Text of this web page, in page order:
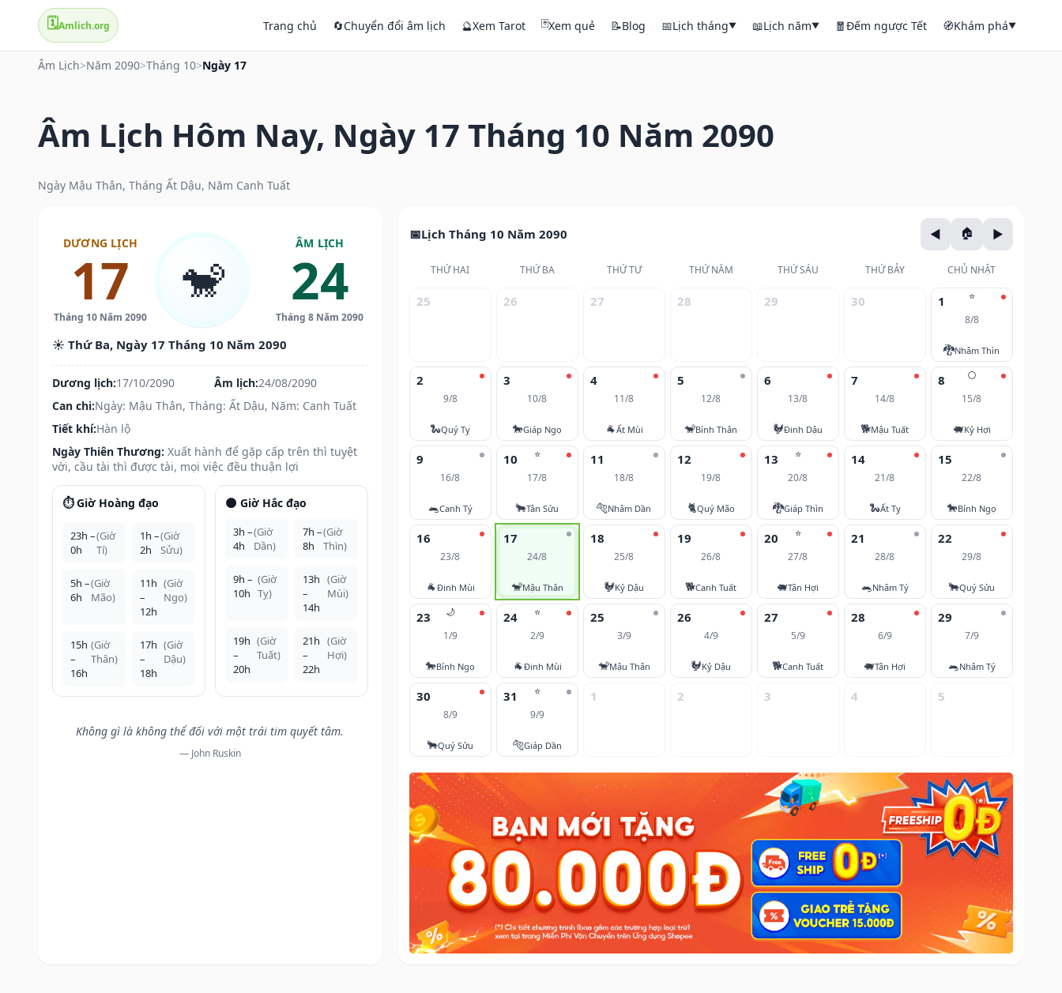
🗓️Amlich.org Trang chủ 🔄Chuyển đổi âm lịch 🔮Xem Tarot 🃏Xem quẻ 📝Blog 📅Lịch tháng▼ 📖Lịch năm▼ 🧧Đếm ngược Tết 🧭Khám phá▼
Âm Lịch>Năm 2090>Tháng 10>Ngày 17
Âm Lịch Hôm Nay, Ngày 17 Tháng 10 Năm 2090
Ngày Mậu Thân, Tháng Ất Dậu, Năm Canh Tuất
DƯƠNG LỊCH
17
Tháng 10 Năm 2090
🐒
ÂM LỊCH
24
Tháng 8 Năm 2090
☀️ Thứ Ba, Ngày 17 Tháng 10 Năm 2090
Dương lịch:17/10/2090 Âm lịch:24/08/2090
Can chi:Ngày: Mậu Thân, Tháng: Ất Dậu, Năm: Canh Tuất
Tiết khí:Hàn lộ
Ngày Thiên Thương: Xuất hành để gặp cấp trên thì tuyệt
vời, cầu tài thì được tài, mọi việc đều thuận lợi
⏱️ Giờ Hoàng đạo
23h –
0h
(Giờ
Tí)
1h –
2h
(Giờ
Sửu)
5h –
6h
(Giờ
Mão)
11h
–
12h
(Giờ
Ngọ)
15h
–
16h
(Giờ
Thân)
17h
–
18h
(Giờ
Dậu)
🌑 Giờ Hắc đạo
3h –
4h
(Giờ
Dần)
7h –
8h
(Giờ
Thìn)
9h –
10h
(Giờ
Tỵ)
13h
–
14h
(Giờ
Mùi)
19h
–
20h
(Giờ
Tuất)
21h
–
22h
(Giờ
Hợi)
Không gì là không thể đối với một trái tim quyết tâm.
— John Ruskin
Lịch Tháng 10 Năm 2090
THỨ HAI THỨ BA THỨ TƯ THỨ NĂM THỨ SÁU THỨ BẢY CHỦ NHẬT
25 26 27 28 29 30 ⭐
1
8/8
🐉Nhâm Thìn
2
9/8
🐍Quý Tỵ
3
10/8
🐎Giáp Ngọ
4
11/8
🐐Ất Mùi
5
12/8
🐒Bính Thân
6
13/8
🐓Đinh Dậu
7
14/8
🐕Mậu Tuất
🌕
8
15/8
🐖Kỷ Hợi
9
16/8
🐀Canh Tý
⭐
10
17/8
🐂Tân Sửu
11
18/8
🐅Nhâm Dần
12
19/8
🐈Quý Mão
⭐
13
20/8
🐉Giáp Thìn
14
21/8
🐍Ất Tỵ
15
22/8
🐎Bính Ngọ
16
23/8
🐐Đinh Mùi
17
24/8
🐒Mậu Thân
18
25/8
🐓Kỷ Dậu
19
26/8
🐕Canh Tuất
⭐
20
27/8
🐖Tân Hợi
21
28/8
🐀Nhâm Tý
22
29/8
🐂Quý Sửu
🌙
23
1/9
🐎Bính Ngọ
⭐
24
2/9
🐐Đinh Mùi
25
3/9
🐒Mậu Thân
26
4/9
🐓Kỷ Dậu
27
5/9
🐕Canh Tuất
28
6/9
🐖Tân Hợi
29
7/9
🐀Nhâm Tý
30
8/9
🐂Quý Sửu
⭐
31
9/9
🐅Giáp Dần
1 2 3 4 5